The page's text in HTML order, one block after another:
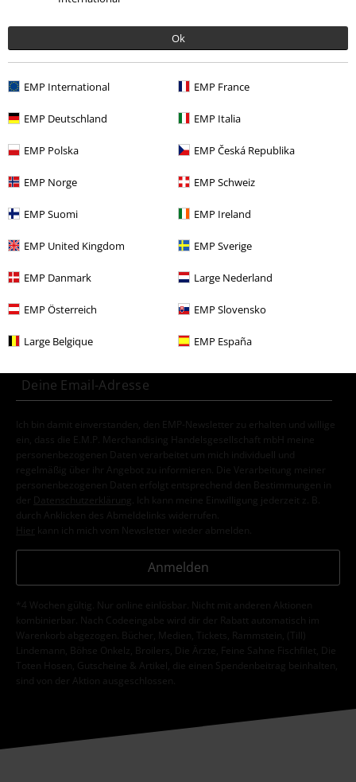
Ok
EMP International EMP France
EMP Deutschland EMP Italia
EMP Polska EMP Česká Republika
EMP Norge EMP Schweiz
EMP Suomi EMP Ireland
EMP United Kingdom EMP Sverige
EMP Danmark Large Nederland
EMP Österreich EMP Slovensko
Large Belgique EMP España
Mehr Kategorien. Mehr Möglichkeiten.
Themen Schwarze Kleidung
Sale % Frauen Bekleidung T-Shirts & Tops Tops
Frauen Bekleidung T-Shirts & Tops Tops
Sale % OUTLET
Sale % Markenkleidung
E-Mail Newsletter
jetzt anmeldest!
Ich bin damit einverstanden, den EMP-Newsletter zu erhalten und willige
ein, dass die E.M.P. Merchandising Handelsgesellschaft mbH meine
personenbezogenen Daten verarbeitet um mich individuell und
regelmäßig über ihr Angebot zu informieren. Die Verarbeitung meiner
personenbezogenen Daten erfolgt entsprechend den Bestimmungen in
der
Datenschutzerklärung
. Ich kann meine Einwilligung jederzeit z. B.
durch Anklicken des Abmeldelinks widerrufen.
Hier kann ich mich vom Newsletter wieder abmelden.
Anmelden
*4 Wochen gültig. Nur online einlösbar. Nicht mit anderen Aktionen
kombinierbar. Nach Codeeingabe wird dir der Rabatt automatisch im
Warenkorb abgezogen. Bücher, Medien, Tickets, Rammstein, (Till)
Lindemann, Böhse Onkelz, Broilers, Die Ärzte, Feine Sahne Fischfilet, Die
Toten Hosen, Gutscheine & Artikel, die einen Spendenbeitrag beinhalten,
sind von der Aktion ausgeschlossen.